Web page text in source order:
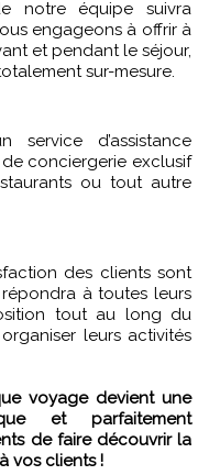
notre équipe suivra
engageons à offrir à
et pendant le séjour,
sur-mesure.
conciergerie exclusif
ou tout autre
à toutes leurs
tout au long du
leurs activités
voyage devient une
et parfaitement
de faire découvrir la
vos clients !